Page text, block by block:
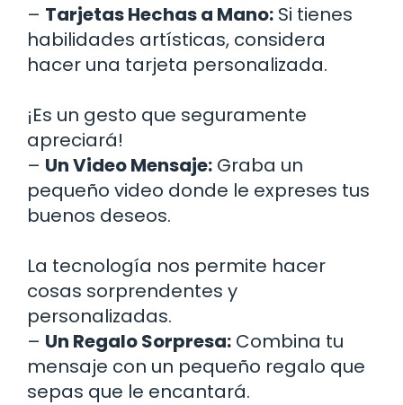
– Tarjetas Hechas a Mano: Si tienes
habilidades artísticas, considera
hacer una tarjeta personalizada.
¡Es un gesto que seguramente
apreciará!
– Un Video Mensaje: Graba un
pequeño video donde le expreses tus
buenos deseos.
La tecnología nos permite hacer
cosas sorprendentes y
personalizadas.
– Un Regalo Sorpresa: Combina tu
mensaje con un pequeño regalo que
sepas que le encantará.